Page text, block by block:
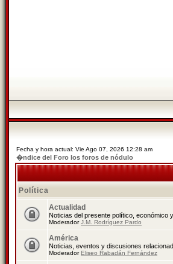
Fecha y hora actual: Vie Ago 07, 2026 12:28 am
�ndice del Foro los foros de nódulo
Política
Actualidad
Noticias del presente político, económico
ModeradorJ.M. Rodríguez Pardo
América
Noticias, eventos y discusiones
ModeradorEliseo Rabadán Fernández